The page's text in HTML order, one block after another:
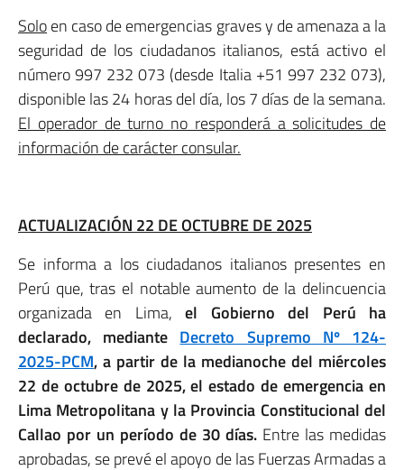
Soloen caso de emergencias graves y de amenaza a la
seguridad de los ciudadanos italianos, está activo el
número 997 232 073 (desde Italia +51 997 232 073),
disponible las 24 horas del día, los 7 días de la semana.
El operador de turno no responderá a solicitudes de
información de carácter consular.
ACTUALIZACIÓN 22 DE OCTUBRE DE 2025
Se informa a los ciudadanos italianos presentes en
Perú que, tras el notable aumento de la delincuencia
organizada en Lima,el Gobierno del Perú ha
declarado, mediante Decreto Supremo Nº 124-
2025-PCM, a partir de la medianoche del miércoles
22 de octubre de 2025, el estado de emergencia en
Lima Metropolitana y la Provincia Constitucional del
Callao por un período de 30 días. Entre las medidas
aprobadas, se prevé el apoyo de las Fuerzas Armadas a